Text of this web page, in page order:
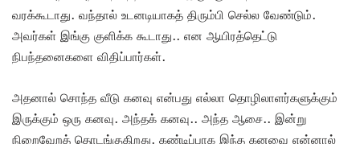
வரக்கூடாது. வந்தால் உடனடியாகத் திரும்பி செல்ல வேண்டும்.
அவர்கள் இங்கு குளிக்க கூடாது.. என ஆயிரத்தெட்டு
நிபந்தனைகளை விதிப்பார்கள்.
அதனால் சொந்த வீடு கனவு என்பது எல்லா தொழிலாளர்களுக்கும்
இருக்கும் ஒரு கனவு. அந்தக் கனவு.. அந்த ஆசை.. இன்று
நிறைவேறத் தொடங்குகிறது. கண்டிப்பாக இந்த கனவை என்னால்